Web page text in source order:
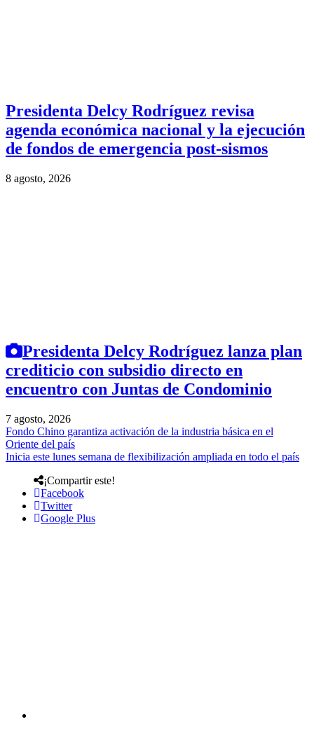
Presidenta Delcy Rodríguez revisa
agenda económica nacional y la ejecución
de fondos de emergencia post-sismos
8 agosto, 2026
Presidenta Delcy Rodríguez lanza plan
crediticio con subsidio directo en
encuentro con Juntas de Condominio
7 agosto, 2026
Fondo Chino garantiza activación de la industria básica en el
Oriente del país
Inicia este lunes semana de flexibilización ampliada en todo el país
¡Compartir este!
Facebook
Twitter
Google Plus